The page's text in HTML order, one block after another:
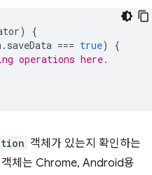
)
{
. saveData === true)
{
operations here.
객체가 있는지 확인하는
객체는 Chrome, Android용